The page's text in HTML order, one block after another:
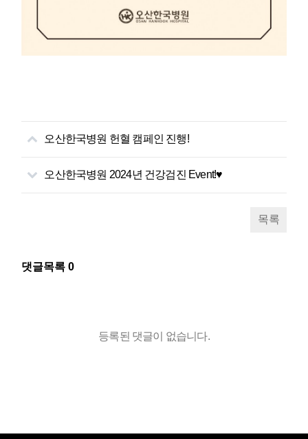
오산한국병원 헌혈 캠페인 진행!
오산한국병원 2024년 건강검진 Event!♥
목록
댓글목록0
등록된 댓글이 없습니다.